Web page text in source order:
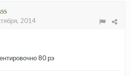
2014
80 рэ